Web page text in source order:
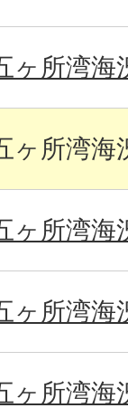
ヶ所湾海
ヶ所湾海
ヶ所湾海
ヶ所湾海
ヶ所湾海